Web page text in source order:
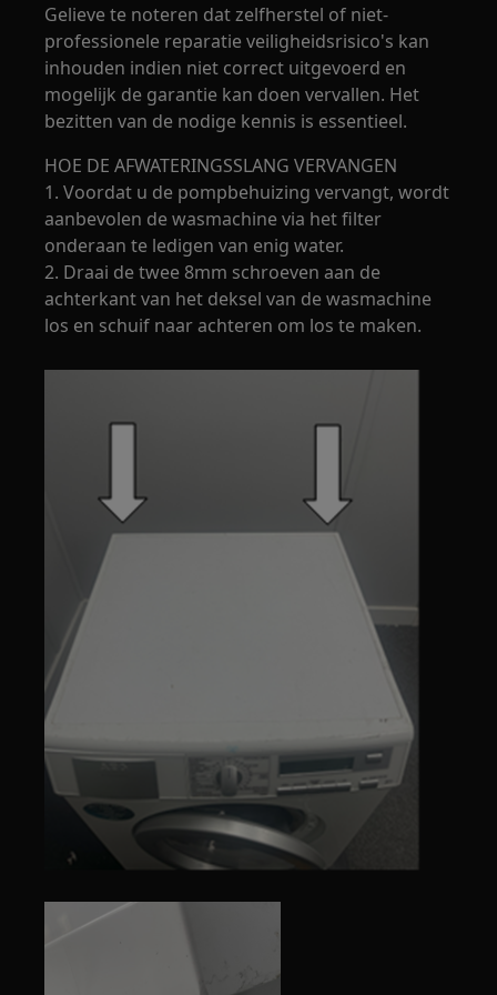
Gelieve te noteren dat zelfherstel of niet-
professionele reparatie veiligheidsrisico's kan
inhouden indien niet correct uitgevoerd en
mogelijk de garantie kan doen vervallen. Het
bezitten van de nodige kennis is essentieel.
HOE DE AFWATERINGSSLANG VERVANGEN
1. Voordat u de pompbehuizing vervangt, wordt
aanbevolen de wasmachine via het filter
onderaan te ledigen van enig water.
2. Draai de twee 8mm schroeven aan de
achterkant van het deksel van de wasmachine
los en schuif naar achteren om los te maken.